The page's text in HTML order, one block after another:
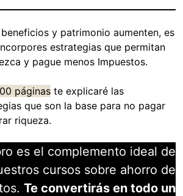
y patrimonio aumenten, es
estrategias que permitan
y pague menos Impuestos.
páginas te explicaré las
que son la base para no pagar
riqueza.
es el complemento ideal de
cursos sobre ahorro de
Te convertirás en todo un